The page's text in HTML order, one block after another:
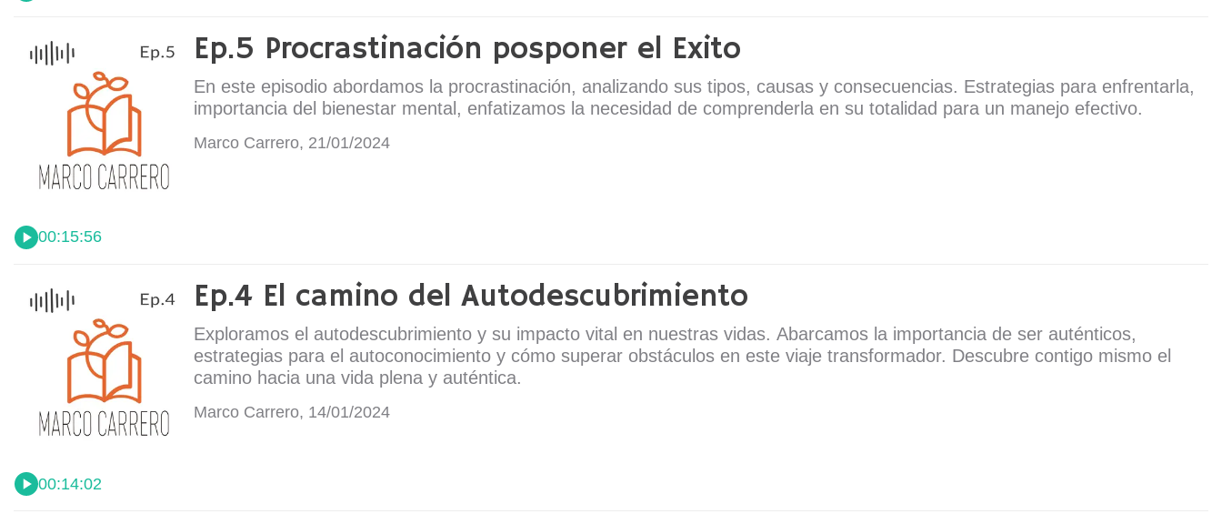
Ep.5 Procrastinación posponer el Exito
En este episodio abordamos la procrastinación, analizando sus tipos, causas y consecuencias. Estrategias para enfrentarla,
importancia del bienestar mental, enfatizamos la necesidad de comprenderla en su totalidad para un manejo efectivo.
Marco Carrero, 21/01/2024
00:15:56
Ep.4 El camino del Autodescubrimiento
Exploramos el autodescubrimiento y su impacto vital en nuestras vidas. Abarcamos la importancia de ser auténticos,
estrategias para el autoconocimiento y cómo superar obstáculos en este viaje transformador. Descubre contigo mismo el
camino hacia una vida plena y auténtica.
Marco Carrero, 14/01/2024
00:14:02